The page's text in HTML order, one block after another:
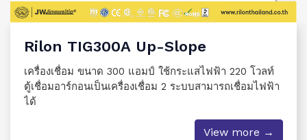
Rilon TIG300A Up-Slope
เครื่องเชื่อม ขนาด 300 แอมป์ ใช้กระแสไฟฟ้า 220 โวลท์
ตู้เชื่อมอาร์กอนเป็นเครื่องเชื่อม 2 ระบบสามารถเชื่อมไฟฟ้า
ได้
View more →